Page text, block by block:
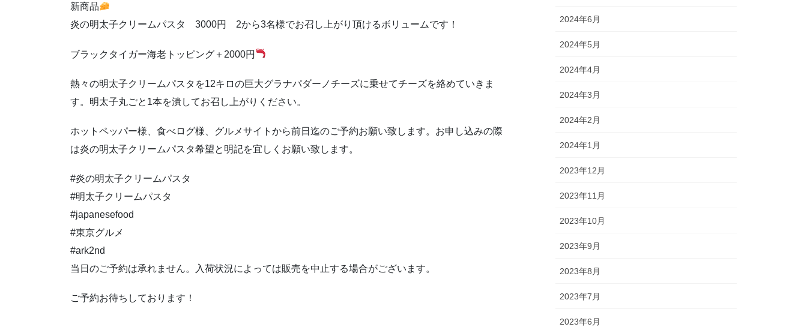
新商品
炎の明太子クリームパスタ 3000円 2から3名様でお召し上がり頂けるボリュームです！
ブラックタイガー海老トッピング＋2000円
熱々の明太子クリームパスタを12キロの巨大グラナパダーノチーズに乗せてチーズを絡めていきま
す。明太子丸ごと1本を潰してお召し上がりください。
ホットペッパー様、食べログ様、グルメサイトから前日迄のご予約お願い致します。お申し込みの際
は炎の明太子クリームパスタ希望と明記を宜しくお願い致します。
#炎の明太子クリームパスタ
#明太子クリームパスタ
#japanesefood
#東京グルメ
#ark2nd
当日のご予約は承れません。入荷状況によっては販売を中止する場合がございます。
ご予約お待ちしております！
2024年6月
2024年5月
2024年4月
2024年3月
2024年2月
2024年1月
2023年12月
2023年11月
2023年10月
2023年9月
2023年8月
2023年7月
2023年6月